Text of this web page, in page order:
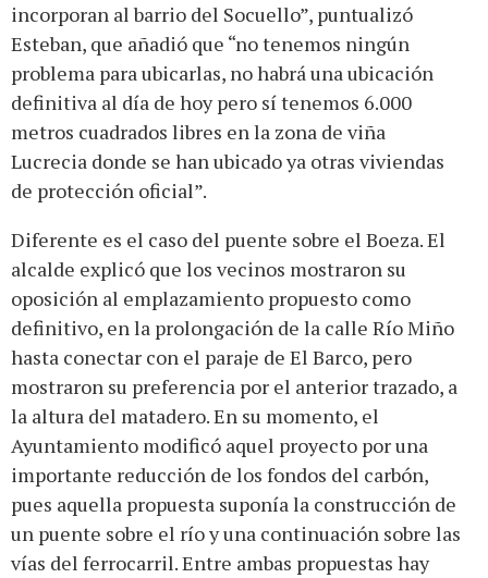
incorporan al barrio del Socuello”, puntualizó
Esteban, que añadió que “no tenemos ningún
problema para ubicarlas, no habrá una ubicación
definitiva al día de hoy pero sí tenemos 6.000
metros cuadrados libres en la zona de viña
Lucrecia donde se han ubicado ya otras viviendas
de protección oficial”.
Diferente es el caso del puente sobre el Boeza. El
alcalde explicó que los vecinos mostraron su
oposición al emplazamiento propuesto como
definitivo, en la prolongación de la calle Río Miño
hasta conectar con el paraje de El Barco, pero
mostraron su preferencia por el anterior trazado, a
la altura del matadero. En su momento, el
Ayuntamiento modificó aquel proyecto por una
importante reducción de los fondos del carbón,
pues aquella propuesta suponía la construcción de
un puente sobre el río y una continuación sobre las
vías del ferrocarril. Entre ambas propuestas hay